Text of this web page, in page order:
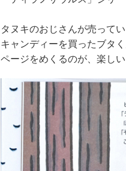
タヌキのおじさんが売って
キャンディーを買ったブタ
ページをめくるのが、楽しい